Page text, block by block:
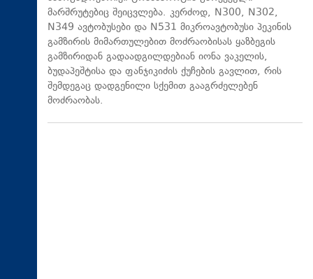
მარშრუტებიც შეიცვლება. კერძოდ, N300, N302,
N349 ავტობუსები და N531 მიკროავტობუსი პეკინის
გამზირის მიმართულებით მოძრაობისას ყაზბეგის
გამზირიდან გადაადგილდებიან იონა ვაკელის,
ბუდაპეშტისა და ფანჯიკიძის ქუჩების გავლით, რის
შემდეგაც დადგენილი სქემით გააგრძელებენ
მოძრაობას.